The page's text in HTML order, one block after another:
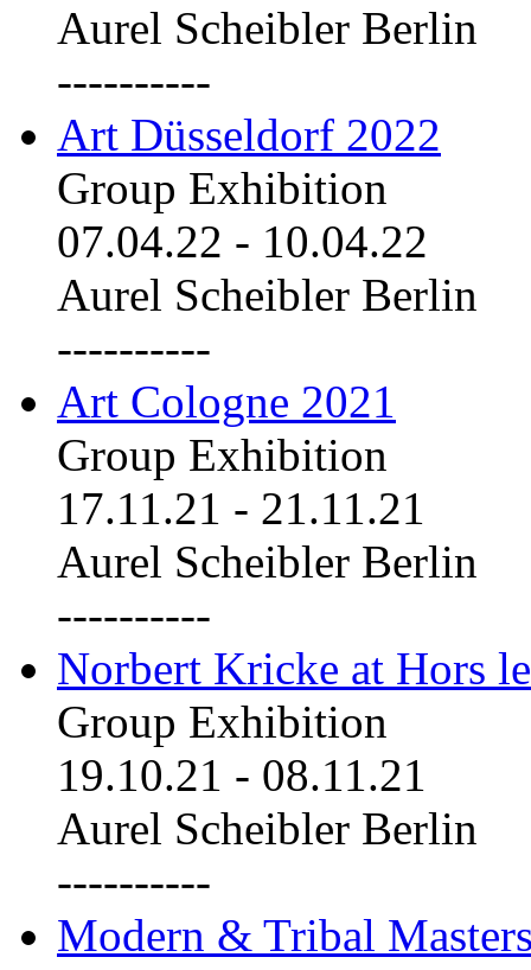
Aurel Scheibler Berlin
----------
Art Düsseldorf 2022
Group Exhibition
07.04.22 - 10.04.22
Aurel Scheibler Berlin
----------
Art Cologne 2021
Group Exhibition
17.11.21 - 21.11.21
Aurel Scheibler Berlin
----------
Norbert Kricke at Hors
Group Exhibition
19.10.21 - 08.11.21
Aurel Scheibler Berlin
----------
Modern & Tribal